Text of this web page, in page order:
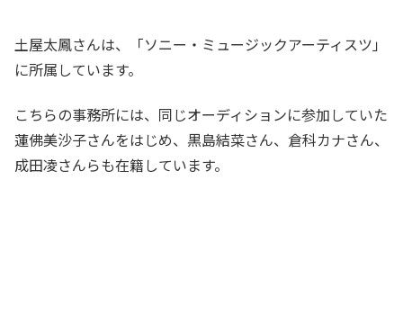
土屋太鳳さんは、「ソニー・ミュージックアーティスツ」
に所属しています。
こちらの事務所には、同じオーディションに参加していた
蓮佛美沙子さんをはじめ、黒島結菜さん、倉科カナさん、
成田凌さんらも在籍しています。